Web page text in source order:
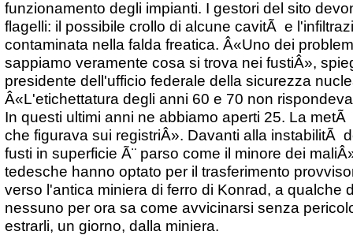
funzionamento degli impianti. I gestori del sito
flagelli: il possibile crollo di alcune cavitÃ e
contaminata nella falda freatica. Â«Uno dei
sappiamo veramente cosa si trova nei fustiÂ»,
presidente dell'ufficio federale della sicurezza
Â«L'etichettatura degli anni 60 e 70 non
In questi ultimi anni ne abbiamo aperti 25. La
che figurava sui registriÂ». Davanti alla instabilitÃ
fusti in superficie Ã¨ parso come il minore dei
tedesche hanno optato per il trasferimento
verso l'antica miniera di ferro di Konrad, a qualche
nessuno per ora sa come avvicinarsi senza
estrarli, un giorno, dalla miniera.